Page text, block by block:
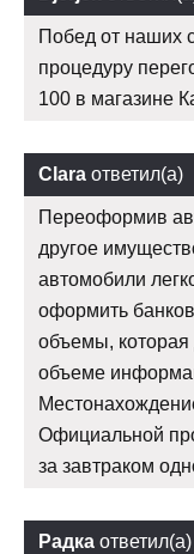
Побед от наших
процедуру
100 в магазине
Clara ответил(а)
Переоформив
другое
автомобили
оформить
объемы, которая
объеме
Официальной
за завтраком
Радка ответил(а)